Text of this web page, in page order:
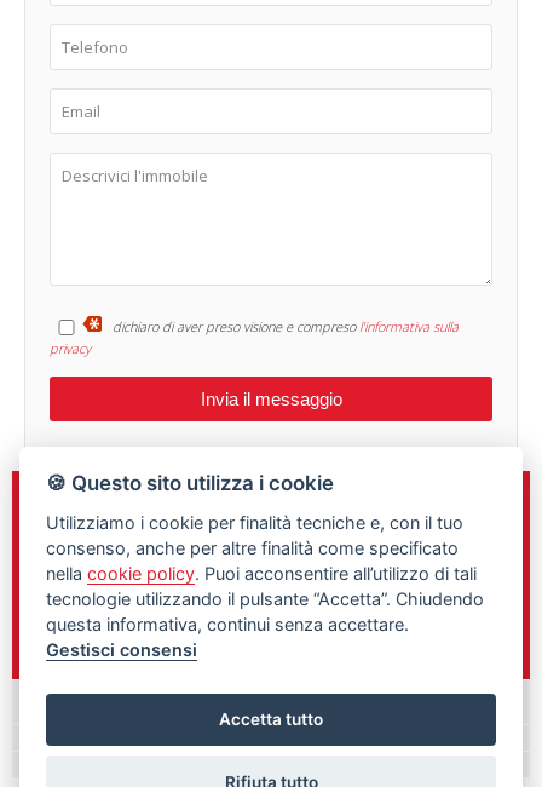
dichiaro di aver preso visione e compreso l'informativa sulla
privacy
Sede e Direzione
C.so Gelone n.148
Siracusa, 96100
0931/461760
348/9897292
Palazzolo Acreide
🍪 Questo sito utilizza i cookie
Utilizziamo i cookie per finalità tecniche e, con il tuo
consenso, anche per altre finalità come specificato
nellacookie policy. Puoi acconsentire all’utilizzo di tali
tecnologie utilizzando il pulsante “Accetta”. Chiudendo
questa informativa, continui senza accettare.
Gestisci consensi
Accetta tutto
Rifiuta tutto